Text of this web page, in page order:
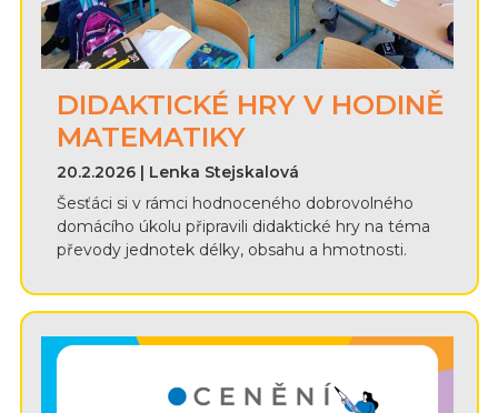
DIDAKTICKÉ HRY V HODINĚ
MATEMATIKY
20.2.2026 | Lenka Stejskalová
Šesťáci si v rámci hodnoceného dobrovolného
domácího úkolu připravili didaktické hry na téma
převody jednotek délky, obsahu a hmotnosti.